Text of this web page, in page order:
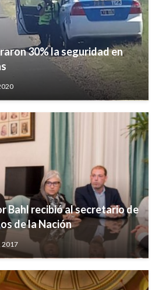
30% la seguridad en
Bahl recibió al secretario de
de la Nación
2017